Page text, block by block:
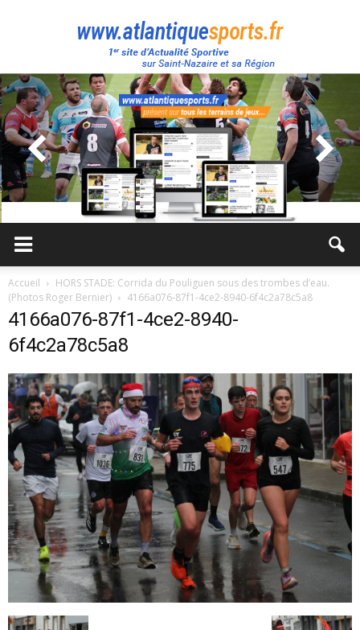
Atlantique
Sport
Accueil
HORS STADE: Corrida du Pouliguen sous des trombes d’eau.
(Photos Roger Bernier)
4166a076-87f1-4ce2-8940-6f4c2a78c5a8
4166a076-87f1-4ce2-8940-
6f4c2a78c5a8